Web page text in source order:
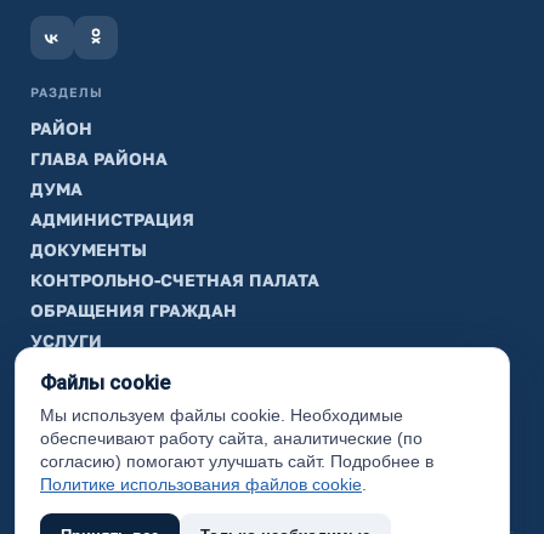
РАЗДЕЛЫ
РАЙОН
ГЛАВА РАЙОНА
ДУМА
АДМИНИСТРАЦИЯ
ДОКУМЕНТЫ
КОНТРОЛЬНО-СЧЕТНАЯ ПАЛАТА
ОБРАЩЕНИЯ ГРАЖДАН
УСЛУГИ
ТИК
ИНФОРМАЦИЯ
Законодательная карта
Карта сайта
Файлы cookie
Мы используем файлы cookie. Необходимые
обеспечивают работу сайта, аналитические (по
согласию) помогают улучшать сайт. Подробнее в
Политике использования файлов cookie